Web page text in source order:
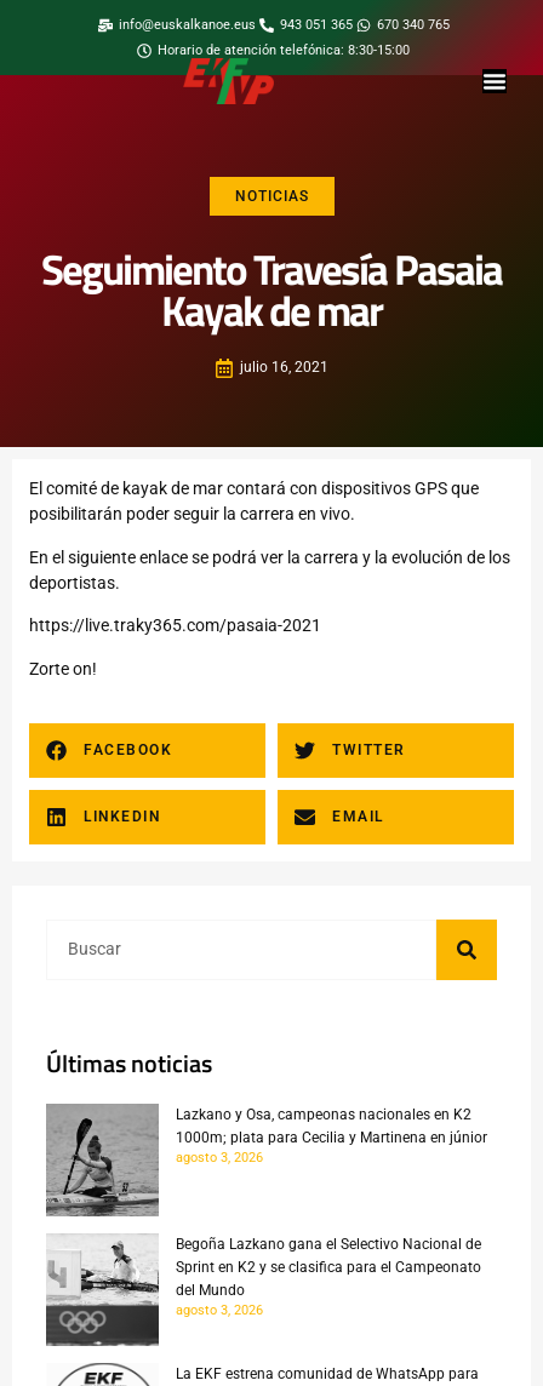
info@euskalkanoe.eus 943 051 365
670 340 765
Horario de atención telefónica: 8:30-15:00
NOTICIAS
Seguimiento Travesía Pasaia
Kayak de mar
julio 16, 2021
El comité de kayak de mar contará con dispositivos GPS que
posibilitarán poder seguir la carrera en vivo.
En el siguiente enlace se podrá ver la carrera y la evolución de los
deportistas.
https://live.traky365.com/pasaia-2021
Zorte on!
FACEBOOK TWITTER
LINKEDIN EMAIL
Últimas noticias
Lazkano y Osa, campeonas nacionales en K2
1000m; plata para Cecilia y Martinena en júnior
agosto 3, 2026
Begoña Lazkano gana el Selectivo Nacional de
Sprint en K2 y se clasifica para el Campeonato
del Mundo
agosto 3, 2026
La EKF estrena comunidad de WhatsApp para